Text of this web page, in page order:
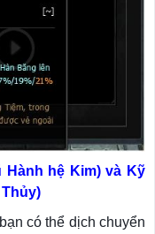
Hành hệ Kim) và Kỹ
có thể dịch chuyển